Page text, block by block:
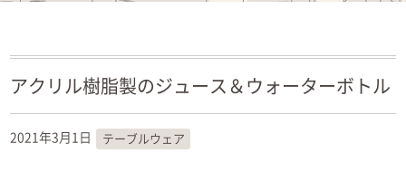
アクリル樹脂製のジュース＆ウォーターボトル
2021年3月1日 テーブルウェア